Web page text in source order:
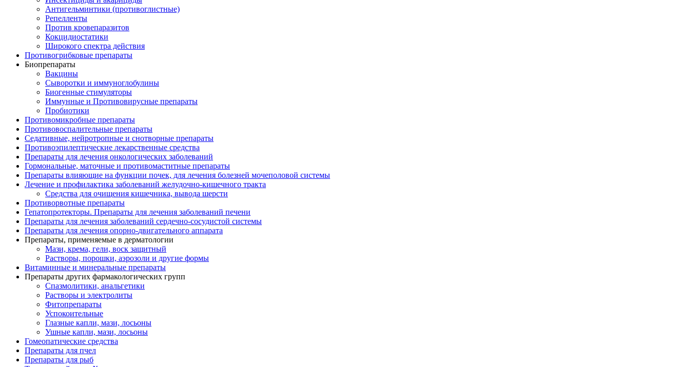
Антигельминтики (противоглистные)
Репелленты
Против кровепаразитов
Кокцидиостатики
Широкого спектра действия
Противогрибковые препараты
Биопрепараты
Вакцины
Сыворотки и иммуноглобулины
Биогенные стимуляторы
Иммунные и Противовирусные препараты
Пробиотики
Противомикробные препараты
Противовоспалительные препараты
Седативные, нейротропные и снотворные препараты
Противоэпилептические лекарственные средства
Препараты для лечения онкологических заболеваний
Гормональные, маточные и противомаститные препараты
Препараты влияющие на функции почек, для лечения болезней мочеполовой системы
Лечение и профилактика заболеваний желудочно-кишечного тракта
Средства для очищения кишечника, вывода шерсти
Противорвотные препараты
Гепатопротекторы. Препараты для лечения заболеваний печени
Препараты для лечения заболеваний сердечно-сосудистой системы
Препараты для лечения опорно-двигательного аппарата
Препараты, применяемые в дерматологии
Мази, крема, гели, воск защитный
Растворы, порошки, аэрозоли и другие формы
Витаминные и минеральные препараты
Препараты других фармакологических групп
Спазмолитики, анальгетики
Растворы и электролиты
Фитопрепараты
Успокоительные
Глазные капли, мази, лосьоны
Ушные капли, мази, лосьоны
Гомеопатические средства
Препараты для пчел
Препараты для рыб